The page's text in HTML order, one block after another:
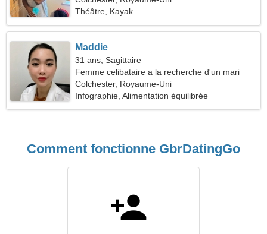
Théâtre, Kayak
Maddie
31 ans, Sagittaire
Femme celibataire a la recherche d'un mari
Colchester, Royaume-Uni
Infographie, Alimentation équilibrée
Comment fonctionne GbrDatingGo